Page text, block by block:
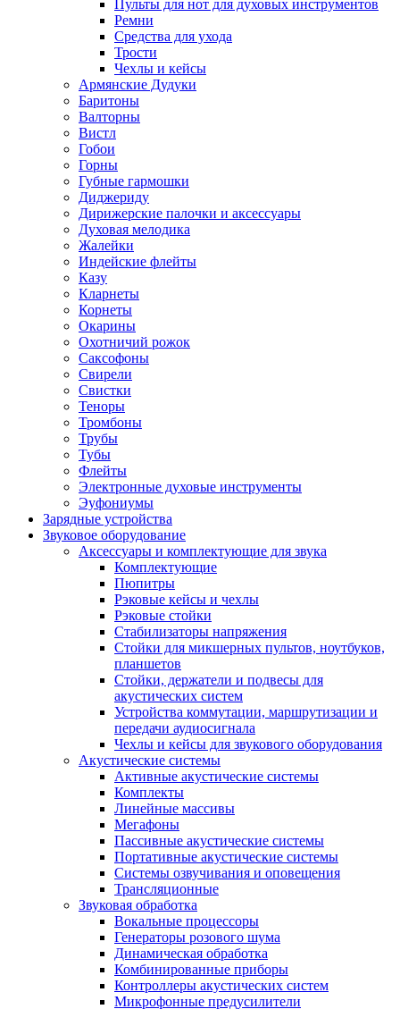
Пульты для нот для духовых инструментов
Ремни
Средства для ухода
Трости
Чехлы и кейсы
Армянские Дудуки
Баритоны
Валторны
Вистл
Гобои
Горны
Губные гармошки
Диджериду
Дирижерские палочки и аксессуары
Духовая мелодика
Жалейки
Индейские флейты
Казу
Кларнеты
Корнеты
Окарины
Охотничий рожок
Саксофоны
Свирели
Свистки
Теноры
Тромбоны
Трубы
Тубы
Флейты
Электронные духовые инструменты
Эуфониумы
Зарядные устройства
Звуковое оборудование
Аксессуары и комплектующие для звука
Комплектующие
Пюпитры
Рэковые кейсы и чехлы
Рэковые стойки
Стабилизаторы напряжения
Стойки для микшерных пультов, ноутбуков,
планшетов
Стойки, держатели и подвесы для
акустических систем
Устройства коммутации, маршрутизации и
передачи аудиосигнала
Чехлы и кейсы для звукового оборудования
Акустические системы
Активные акустические системы
Комплекты
Линейные массивы
Мегафоны
Пассивные акустические системы
Портативные акустические системы
Системы озвучивания и оповещения
Трансляционные
Звуковая обработка
Вокальные процессоры
Генераторы розового шума
Динамическая обработка
Комбинированные приборы
Контроллеры акустических систем
Микрофонные предусилители